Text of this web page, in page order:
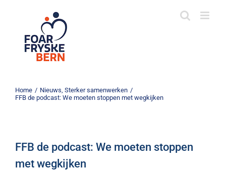
Home / Nieuws, Sterker samenwerken /
FFB de podcast: We moeten stoppen met wegkijken
FFB de podcast: We moeten stoppen
met wegkijken